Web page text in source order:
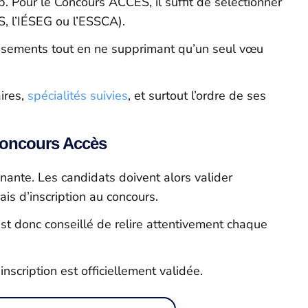
ou l’ESSCA).
tout en ne supprimant qu’un seul vœu
spécialités suivies, et surtout l’ordre de ses
Accès
Les candidats doivent alors valider
d’inscription au concours.
donc conseillé de relire attentivement chaque
est officiellement validée.